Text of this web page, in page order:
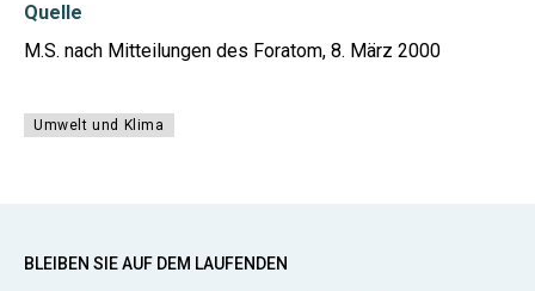
Quelle
M.S. nach Mitteilungen des Foratom, 8. März 2000
Umwelt und Klima
BLEIBEN SIE AUF DEM LAUFENDEN